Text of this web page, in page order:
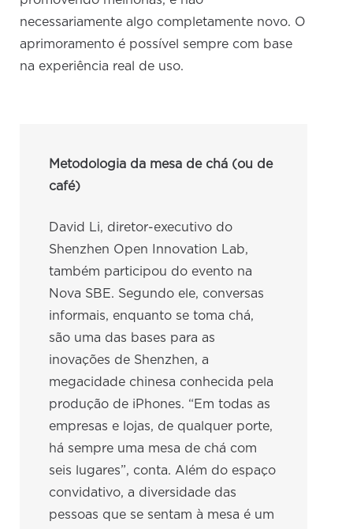
necessariamente algo completamente novo. O
aprimoramento é possível sempre com base
na experiência real de uso.
Metodologia da mesa de chá (ou de
café)
David Li, diretor-executivo do
Shenzhen Open Innovation Lab,
também participou do evento na
Nova SBE. Segundo ele, conversas
informais, enquanto se toma chá,
são uma das bases para as
inovações de Shenzhen, a
megacidade chinesa conhecida pela
produção de iPhones. “Em todas as
empresas e lojas, de qualquer porte,
há sempre uma mesa de chá com
seis lugares”, conta. Além do espaço
convidativo, a diversidade das
pessoas que se sentam à mesa é um